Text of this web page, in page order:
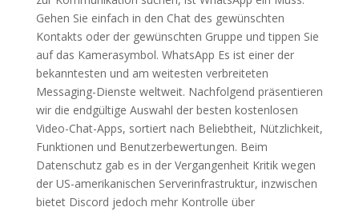
Gehen Sie einfach in den Chat des gewünschten
Kontakts oder der gewünschten Gruppe und tippen Sie
auf das Kamerasymbol. WhatsApp Es ist einer der
bekanntesten und am weitesten verbreiteten
Messaging-Dienste weltweit. Nachfolgend präsentieren
wir die endgültige Auswahl der besten kostenlosen
Video-Chat-Apps, sortiert nach Beliebtheit, Nützlichkeit,
Funktionen und Benutzerbewertungen. Beim
Datenschutz gab es in der Vergangenheit Kritik wegen
der US-amerikanischen Serverinfrastruktur, inzwischen
bietet Discord jedoch mehr Kontrolle über